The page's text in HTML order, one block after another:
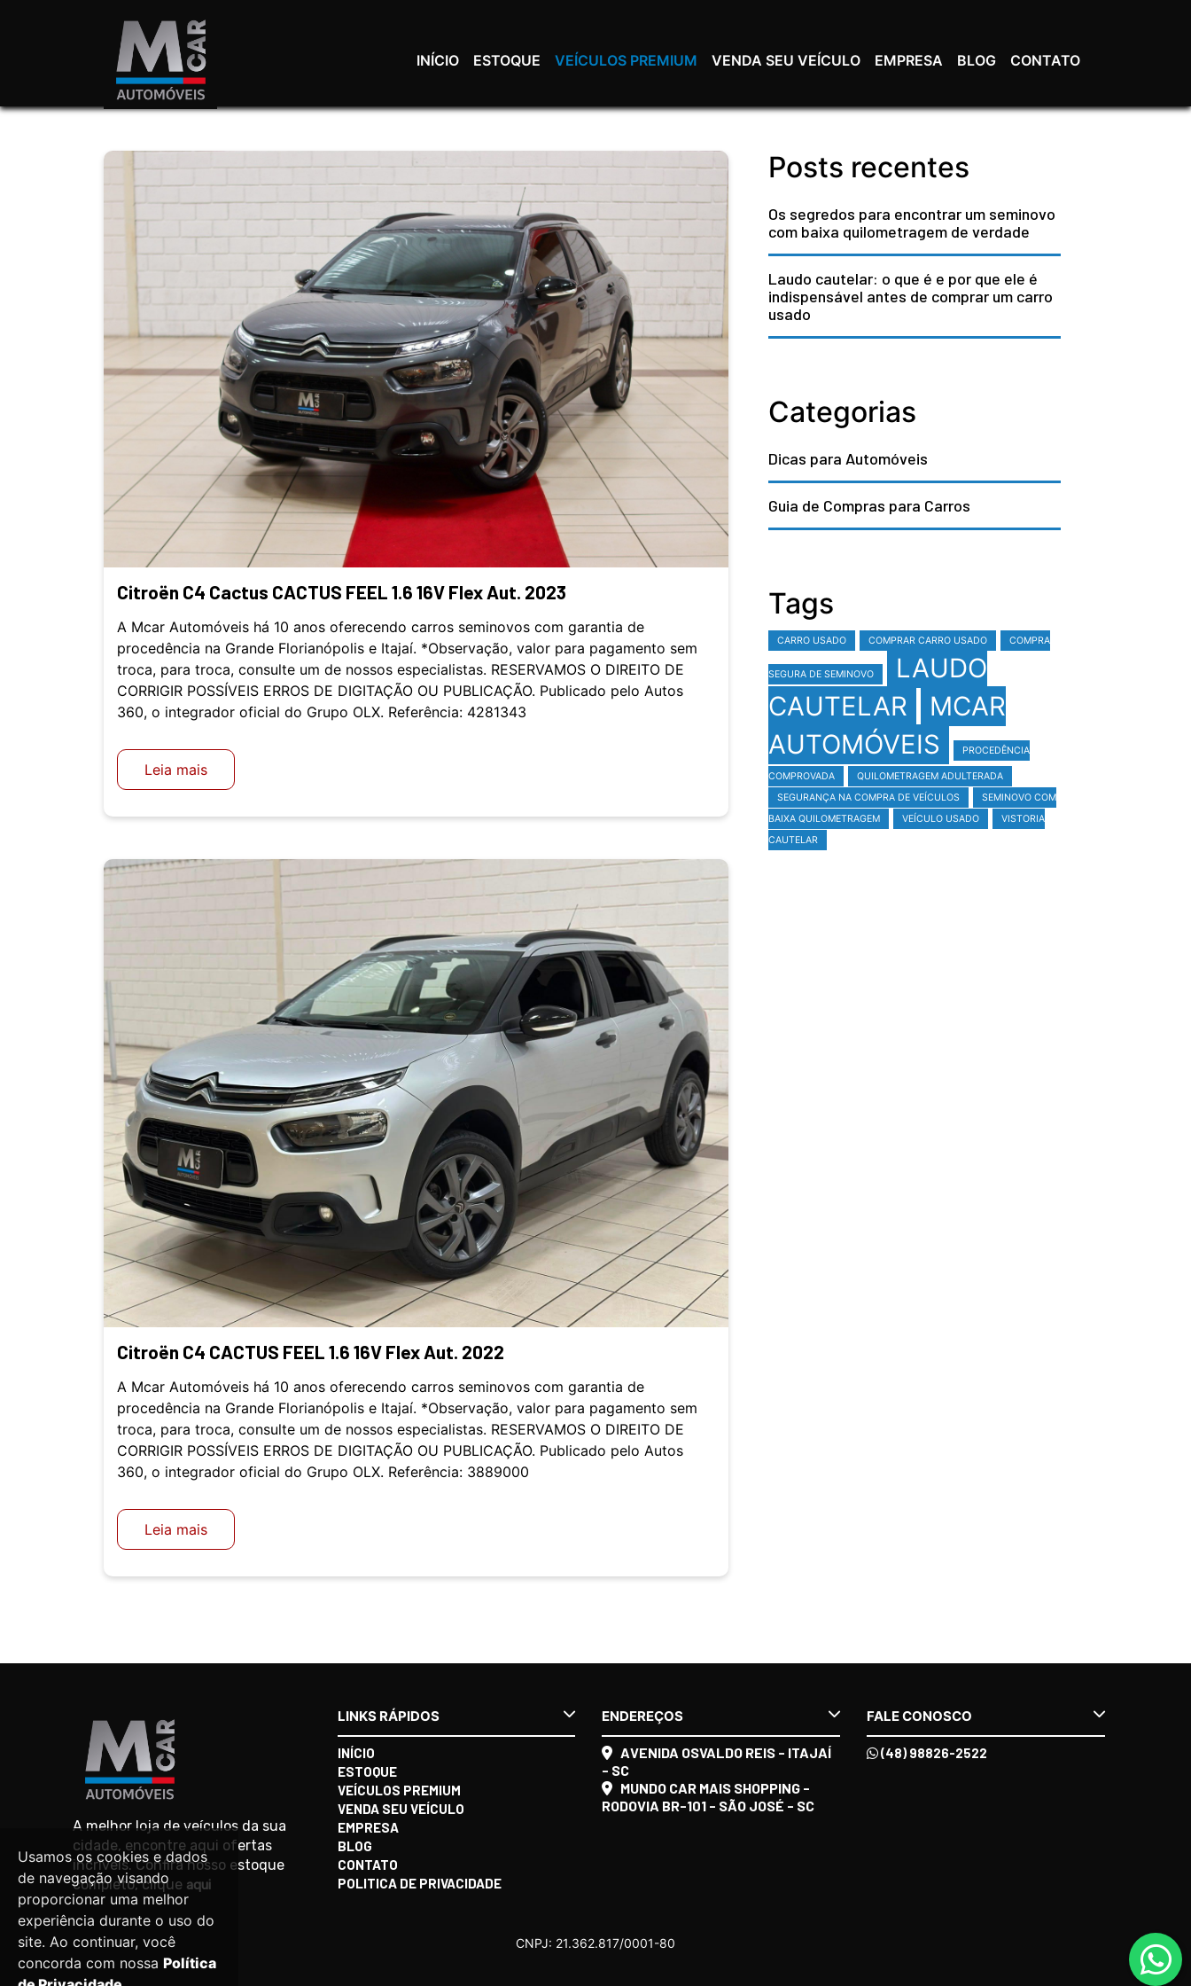
Usamos os cookies e dados
de navegação visando
proporcionar uma melhor
experiência durante o uso do
site. Ao continuar, você
concorda com nossa Política
INÍCIO ESTOQUE VEÍCULOS PREMIUM VENDA SEU VEÍCULO EMPRESA BLOG CONTATO
Citroën C4 Cactus CACTUS FEEL 1.6 16V Flex Aut. 2023
A Mcar Automóveis há 10 anos oferecendo carros seminovos com garantia de
procedência na Grande Florianópolis e Itajaí. *Observação, valor para pagamento sem
troca, para troca, consulte um de nossos especialistas. RESERVAMOS O DIREITO DE
CORRIGIR POSSÍVEIS ERROS DE DIGITAÇÃO OU PUBLICAÇÃO. Publicado pelo Autos
360, o integrador oficial do Grupo OLX. Referência: 4281343
Leia mais
Citroën C4 CACTUS FEEL 1.6 16V Flex Aut. 2022
A Mcar Automóveis há 10 anos oferecendo carros seminovos com garantia de
procedência na Grande Florianópolis e Itajaí. *Observação, valor para pagamento sem
troca, para troca, consulte um de nossos especialistas. RESERVAMOS O DIREITO DE
CORRIGIR POSSÍVEIS ERROS DE DIGITAÇÃO OU PUBLICAÇÃO. Publicado pelo Autos
360, o integrador oficial do Grupo OLX. Referência: 3889000
Leia mais
Posts recentes
Os segredos para encontrar um seminovo
com baixa quilometragem de verdade
Laudo cautelar: o que é e por que ele é
indispensável antes de comprar um carro
usado
Categorias
Dicas para Automóveis
Guia de Compras para Carros
Tags
CARRO USADO COMPRAR CARRO USADO COMPRA
SEGURA DE SEMINOVO
LAUDO
CAUTELAR
MCAR
AUTOMÓVEIS
PROCEDÊNCIA
COMPROVADA
QUILOMETRAGEM ADULTERADA
SEGURANÇA NA COMPRA DE VEÍCULOS
SEMINOVO COM
BAIXA QUILOMETRAGEM
VEÍCULO USADO
VISTORIA
CAUTELAR
A melhor loja de veículos da sua
cidade, encontre aqui ofertas
incríveis. Confira nosso estoque
completo, clique aqui
LINKS RÁPIDOS
INÍCIO
ESTOQUE
VEÍCULOS PREMIUM
VENDA SEU VEÍCULO
EMPRESA
BLOG
CONTATO
POLITICA DE PRIVACIDADE
ENDEREÇOS
AVENIDA OSVALDO REIS - ITAJAÍ
- SC
MUNDO CAR MAIS SHOPPING -
RODOVIA BR-101 - SÃO JOSÉ - SC
FALE CONOSCO
(48) 98826-2522